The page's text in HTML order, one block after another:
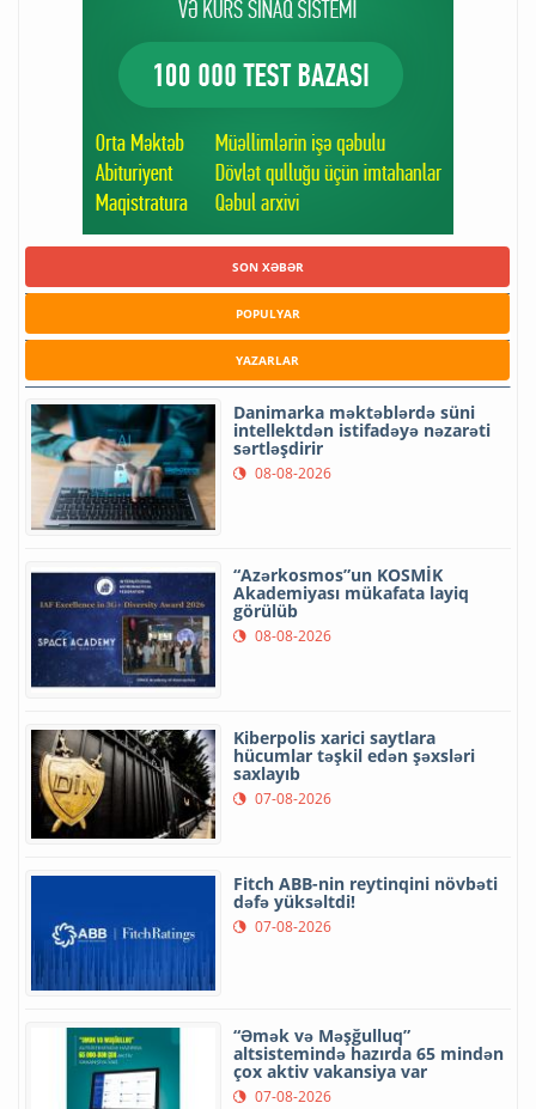
SON XƏBƏR
POPULYAR
YAZARLAR
Danimarka məktəblərdə süni
intellektdən istifadəyə nəzarəti
sərtləşdirir
08-08-2026
“Azərkosmos”un KOSMİK
Akademiyası mükafata layiq
görülüb
08-08-2026
Kiberpolis xarici saytlara
hücumlar təşkil edən şəxsləri
saxlayıb
07-08-2026
Fitch ABB-nin reytinqini növbəti
dəfə yüksəltdi!
07-08-2026
“Əmək və Məşğulluq”
altsistemində hazırda 65 mindən
çox aktiv vakansiya var
07-08-2026